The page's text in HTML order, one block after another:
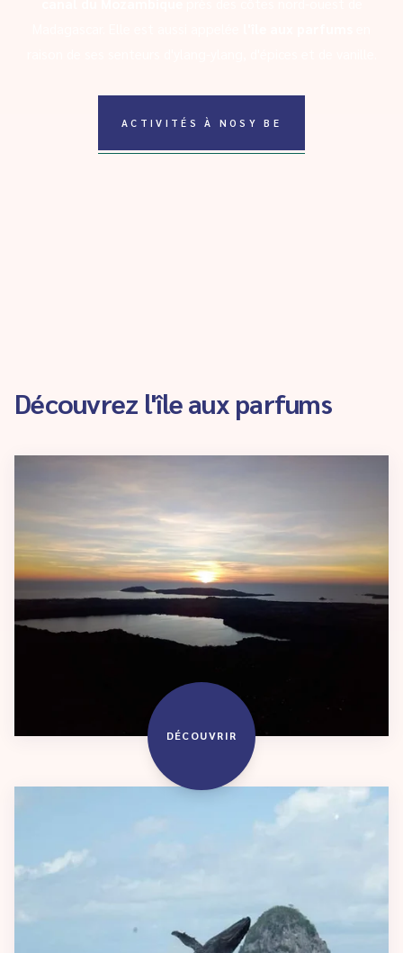
ACTIVITÉS À NOSY BE
Découvrez l'île aux parfums
DÉCOUVRIR